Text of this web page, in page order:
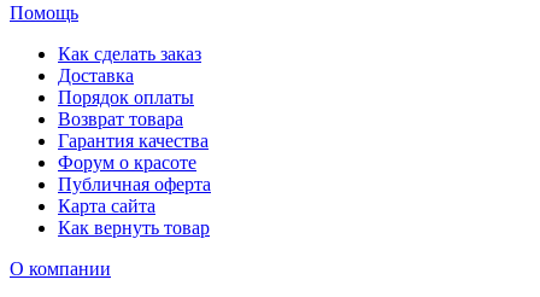
Помощь
Как сделать заказ
Доставка
Порядок оплаты
Возврат товара
Гарантия качества
Форум о красоте
Публичная оферта
Карта сайта
Как вернуть товар
О компании